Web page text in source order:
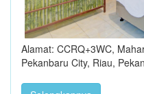
Alamat: CCRQ+3WC,
Pekanbaru City, Riau,